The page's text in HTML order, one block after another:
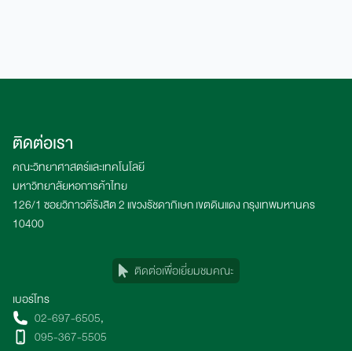
ติดต่อเรา
คณะวิทยาศาสตร์และเทคโนโลยี
มหาวิทยาลัยหอการค้าไทย
126/1 ซอยวิภาวดีรังสิต 2 แขวงรัชดาภิเษก เขตดินแดง กรุงเทพมหานคร
10400
ติดต่อเพื่อเยี่ยมชมคณะ
เบอร์โทร
02-697-6505,
095-367-5505